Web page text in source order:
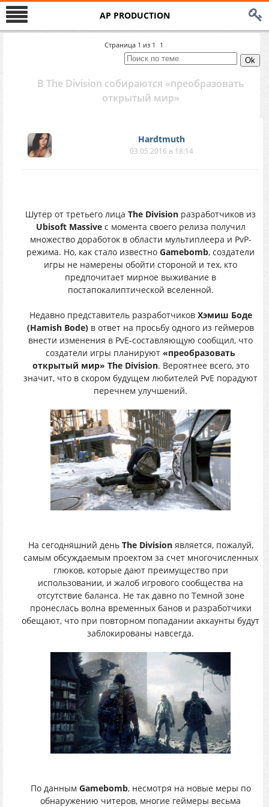
AP PRODUCTION
Страница 1 из 1 1
В The Division собираются «преобразовать
открытый мир»
Hardtmuth
03.05.2016 в 18:14
Шутер от третьего лица The Division разработчиков из
Ubisoft Massiveс момента своего релиза получил
множество доработок в области мультиплеера и PvP-
режима. Но, как стало известно Gamebomb, создатели
игры не намерены обойти стороной и тех, кто
предпочитает мирное выживание в
постапокалиптической вселенной.
Недавно представитель разработчиков Хэмиш Боде
(Hamish Bode) в ответ на просьбу одного из геймеров
внести изменения в PvE-составляющую сообщил, что
создатели игры планируют «преобразовать
открытый мир» The Division. Вероятнее всего, это
значит, что в скором будущем любителей PvE порадуют
перечнем улучшений.
На сегодняшний день The Divisionявляется, пожалуй,
самым обсуждаемым проектом за счет многочисленных
глюков, которые дают преимущество при
использовании, и жалоб игрового сообщества на
отсутствие баланса. Не так давно по Темной зоне
пронеслась волна временных банов и разработчики
обещают, что при повторном попадании аккаунты будут
заблокированы навсегда.
По данным Gamebomb, несмотря на новые меры по
обнаружению читеров, многие геймеры весьма